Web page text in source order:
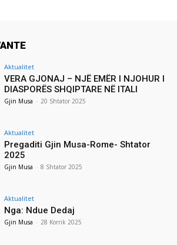
Aktualitet
VERA GJONAJ – NJË EMËR I NJOHUR I
DIASPORËS SHQIPTARE NË ITALI
Gjin Musa - 20 Shtator 2025
Aktualitet
Pregaditi Gjin Musa-Rome- Shtator
2025
Gjin Musa - 8 Shtator 2025
Aktualitet
Nga: Ndue Dedaj
Gjin Musa - 28 Korrik 2025